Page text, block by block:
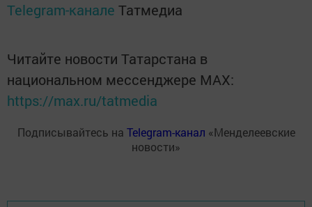
Telegram-канале Татмедиа
Читайте новости Татарстана в
национальном мессенджере MАХ:
https://max.ru/tatmedia
Подписывайтесь на Telegram-канал «Менделеевские
новости»